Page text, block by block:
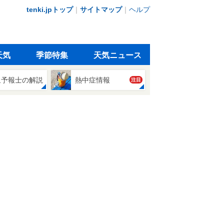
tenki.jpトップ｜ サイトマップ｜ ヘルプ
気 季節特集 天気ニュース
報士の解説 熱中症情報 注目